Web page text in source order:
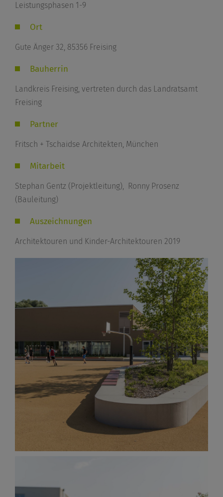
Leistungsphasen 1-9
Ort
Gute Änger 32, 85356 Freising
Bauherrin
Landkreis Freising, vertreten durch das Landratsamt
Freising
Partner
Fritsch + Tschaidse Architekten, München
Mitarbeit
Stephan Gentz (Projektleitung), Ronny Prosenz
(Bauleitung)
Auszeichnungen
Architektouren und Kinder-Architektouren 2019